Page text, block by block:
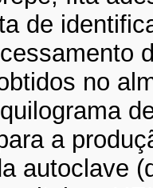
de
no
a
autoclave